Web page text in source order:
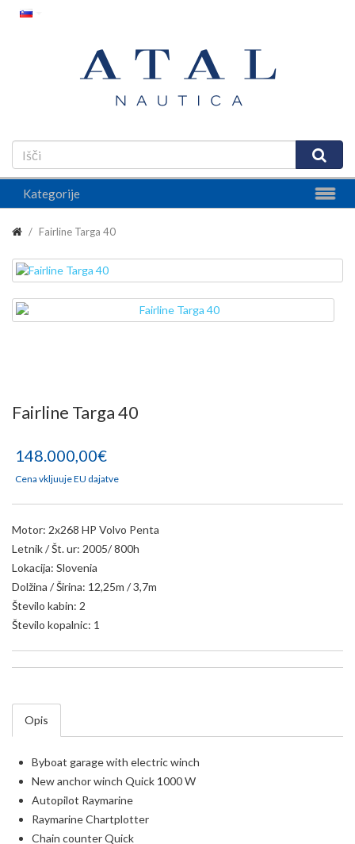
Kategorije
Fairline Targa 40
Fairline Targa 40
148.000,00€
Cena vkljuuje EU dajatve
Motor: 2x268 HP Volvo Penta
Letnik / Št. ur: 2005/ 800h
Lokacija: Slovenia
Dolžina / Širina: 12,25m / 3,7m
Število kabin: 2
Število kopalnic: 1
Opis
Byboat garage with electric winch
New anchor winch Quick 1000 W
Autopilot Raymarine
Raymarine Chartplotter
Chain counter Quick